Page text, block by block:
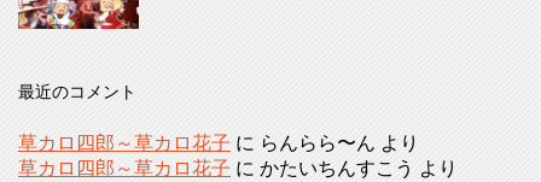
最近のコメント
草カロ四郎～草カロ花子 に らんらら〜ん より
草カロ四郎～草カロ花子 に かたいちんすこう より